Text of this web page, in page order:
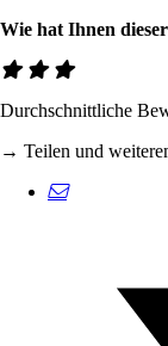
Wie hat Ihnen
Durchschnittliche
→ Teilen und